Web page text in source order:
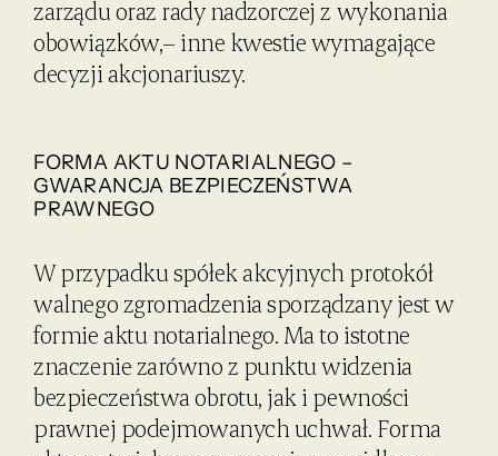
zarządu oraz rady nadzorczej z wykonania
obowiązków,– inne kwestie wymagające
decyzji akcjonariuszy.
FORMA AKTU NOTARIALNEGO –
GWARANCJA BEZPIECZEŃSTWA
PRAWNEGO
W przypadku spółek akcyjnych protokół
walnego zgromadzenia sporządzany jest w
formie aktu notarialnego. Ma to istotne
znaczenie zarówno z punktu widzenia
bezpieczeństwa obrotu, jak i pewności
prawnej podejmowanych uchwał. Forma